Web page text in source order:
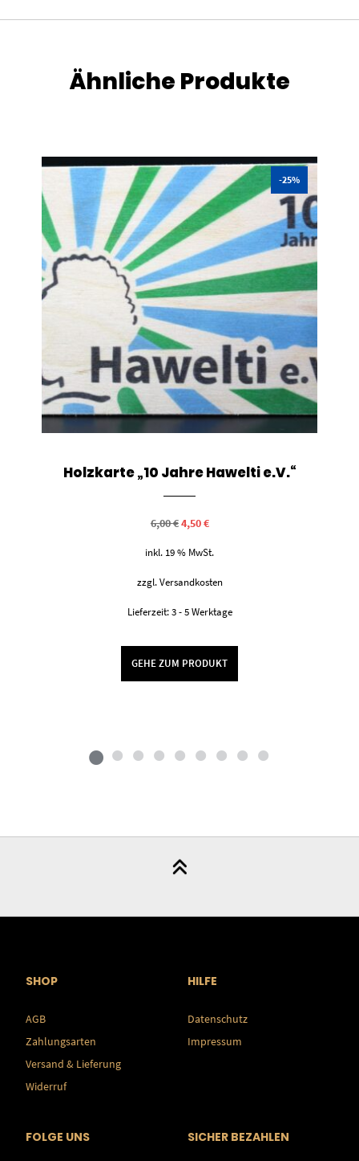
Ähnliche Produkte
-25%
Holzkarte „10 Jahre Hawelti e.V.“
6,00€Ursprünglicher
Preis
6,00 €
4,50€Aktueller
4,50 €.
inkl. 19 % MwSt.
zzgl. Versandkosten
Lieferzeit: 3 - 5 Werktage
GEHE ZUM PRODUKT
SHOP
AGB
Zahlungsarten
Versand & Lieferung
Widerruf
HILFE
Datenschutz
Impressum
FOLGE UNS SICHER BEZAHLEN